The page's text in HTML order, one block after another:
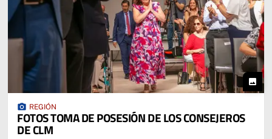
photo
photo_camera REGIÓN
FOTOS TOMA DE POSESIÓN DE LOS CONSEJEROS
DE CLM